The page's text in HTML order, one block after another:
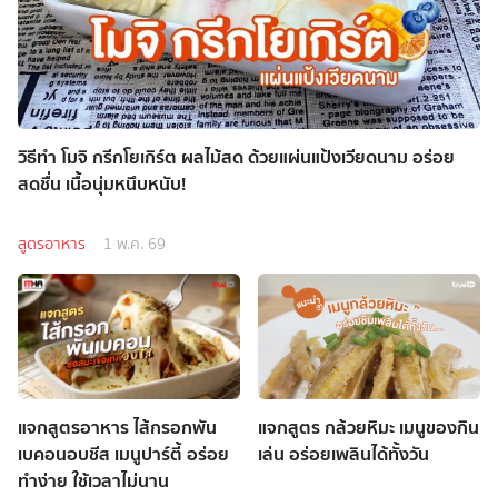
วิธีทำ โมจิ กรีกโยเกิร์ต ผลไม้สด ด้วยแผ่นแป้งเวียดนาม อร่อย
สดชื่น เนื้อนุ่มหนึบหนับ!
สูตรอาหาร 1 พ.ค. 69
แจกสูตรอาหาร ไส้กรอกพัน
เบคอนอบชีส เมนูปาร์ตี้ อร่อย
ทำง่าย ใช้เวลาไม่นาน
แจกสูตร กล้วยหิมะ เมนูของกิน
เล่น อร่อยเพลินได้ทั้งวัน